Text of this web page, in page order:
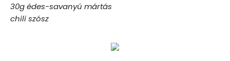
30g édes-savanyú mártás
chili szósz